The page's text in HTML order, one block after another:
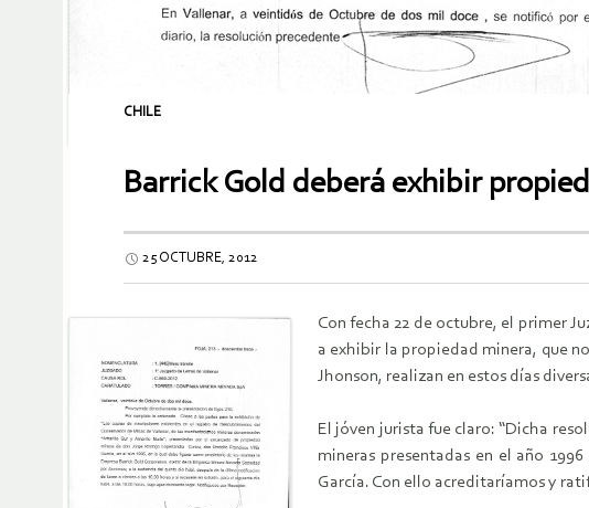
CHILE
Barrick Gold deberá exhibir
25 OCTUBRE, 2012
Con fecha 22 de octubre, el primer
a exhibir la propiedad minera, que
Jhonson, realizan en estos días
El jóven jurista fue claro: “Dicha
mineras presentadas en el año
García. Con ello acreditaríamos y